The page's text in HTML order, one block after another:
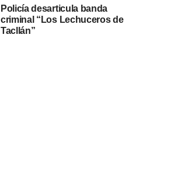
Policía desarticula banda
criminal “Los Lechuceros de
Tacllán”